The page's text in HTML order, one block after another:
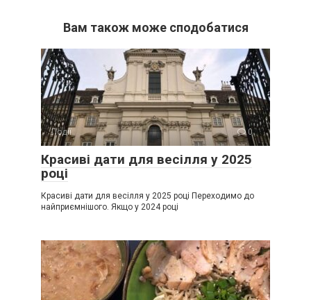
Вам також може сподобатися
Події 0
Красиві дати для весілля у 2025
році
Красиві дати для весілля у 2025 році Переходимо до
найприємнішого. Якщо у 2024 році